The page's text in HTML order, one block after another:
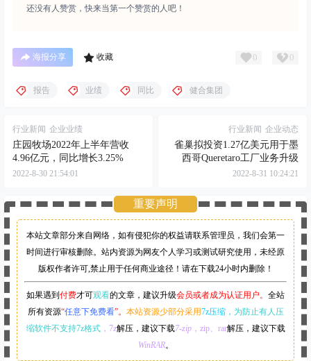
还没有人赞赏，快来当第一个赞赏的人吧！
海报分享 收藏 0 0
报告 业绩 同比 健合集团
行业新闻 企业业绩
庄园牧场2022年上半年营收
4.96亿元，同比增长3.25%
2022-8-30 21:54:01
行业新闻 企业动态
雀巢拟投资1.27亿美元用于墨
西哥Queretaro工厂业务升级
2022-8-31 10:24:21
重要声明
本站文章部分来自网络，如有侵犯你的权益请联系管理员， 我们会第一
时间进行审核删除。站内资源为网友个人学习或测试研究使用，未经原
版权作者许可,禁止用于任何商业途径！请在下载24小时内删除！
如果遇到 付费才可观看的文章，建议升级会员或者成为认证用户。 全站
所有资源“任意下免费看”。 本站资源少部分采用7z压缩， 为防止有人压
缩软件不支持7z格式，7z解压，建议下载7-zip，zip、rar解压，建议下载
WinRAR。